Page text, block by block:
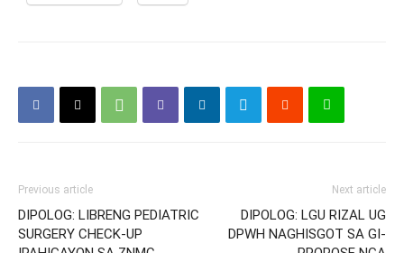
Previous article
DIPOLOG: LIBRENG PEDIATRIC
SURGERY CHECK-UP
Next article
DIPOLOG: LGU RIZAL UG
DPWH NAGHISGOT SA GI-